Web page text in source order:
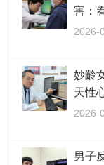
害：
2026-
妙齡
天性
2026-
男子